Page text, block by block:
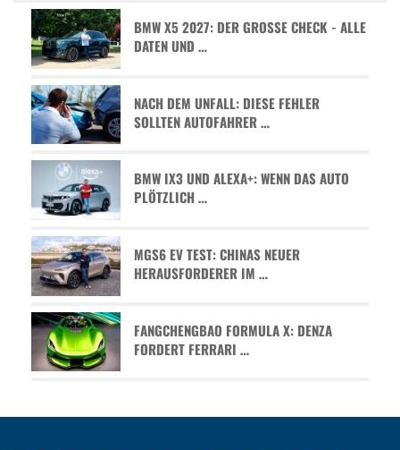
BMW X5 2027: DER GROSSE CHECK - ALLE D
ATEN UND …
NACH DEM UNFALL: DIESE FEHLER
SOLLTEN AUTOFAHRER …
BMW IX3 UND ALEXA+: WENN DAS AUTO
PLÖTZLICH …
MGS6 EV TEST: CHINAS NEUER
HERAUSFORDERER IM …
FANGCHENGBAO FORMULA X: DENZA
FORDERT FERRARI …